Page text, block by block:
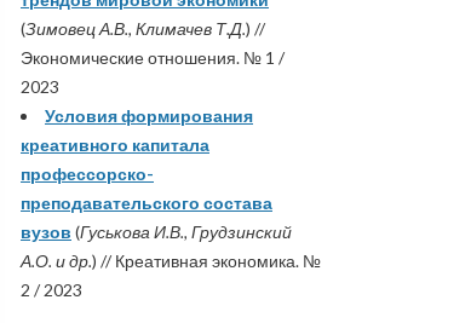
(Зимовец А.В., Климачев Т.Д.) //
Экономические отношения. № 1 /
2023
Условия формирования
креативного капитала
профессорско-
преподавательского состава
вузов (Гуськова И.В., Грудзинский
А.О. и др.) // Креативная экономика. №
2 / 2023